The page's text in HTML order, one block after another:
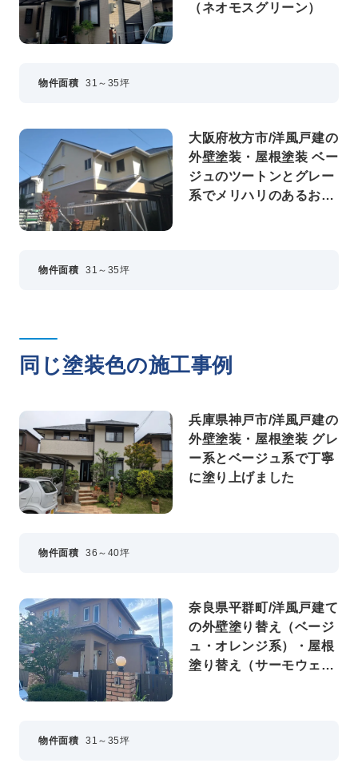
（ネオモスグリーン）
物件面積 31～35坪
大阪府枚方市/洋風戸建の
外壁塗装・屋根塗装 ベー
ジュのツートンとグレー
系でメリハリのあるお家
物件面積 31～35坪
同じ塗装色の施工事例
兵庫県神戸市/洋風戸建の
外壁塗装・屋根塗装 グレ
ー系とベージュ系で丁寧
に塗り上げました
物件面積 36～40坪
奈良県平群町/洋風戸建て
の外壁塗り替え（ベージ
ュ・オレンジ系）・屋根
塗り替え（サーモウェザ
物件面積 31～35坪